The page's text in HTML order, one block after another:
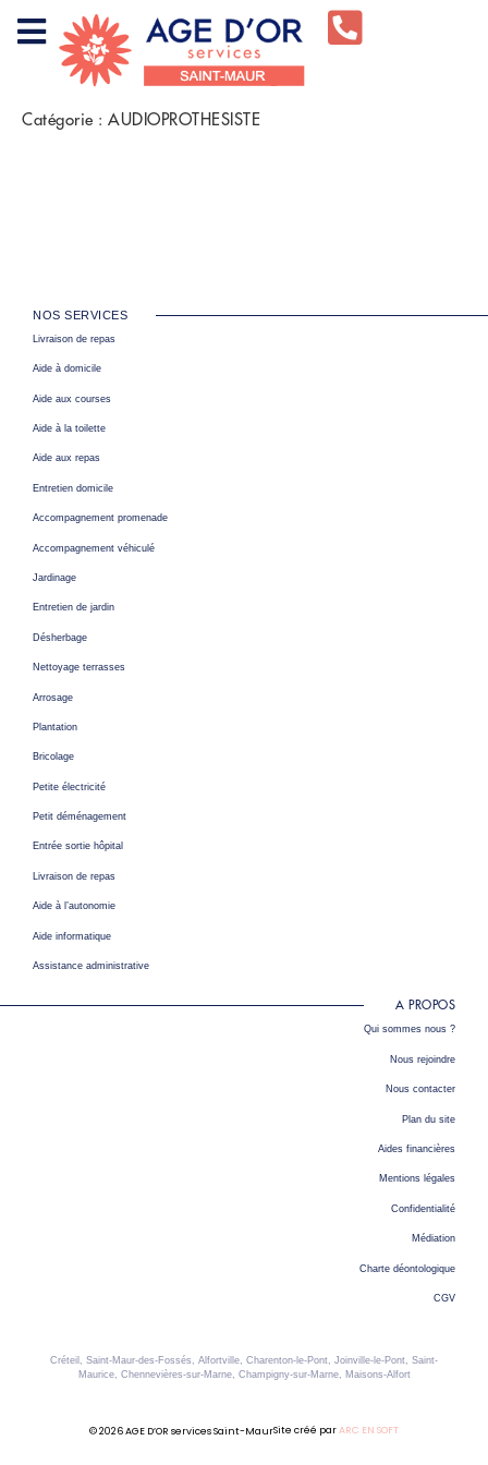
Catégorie : AUDIOPROTHESISTE
NOS SERVICES
Livraison de repas
Aide à domicile
Aide aux courses
Aide à la toilette
Aide aux repas
Entretien domicile
Accompagnement promenade
Accompagnement véhiculé
Jardinage
Entretien de jardin
Désherbage
Nettoyage terrasses
Arrosage
Plantation
Bricolage
Petite électricité
Petit déménagement
Entrée sortie hôpital
Livraison de repas
Aide à l’autonomie
Aide informatique
Assistance administrative
A PROPOS
Qui sommes nous ?
Nous rejoindre
Nous contacter
Plan du site
Aides financières
Mentions légales
Confidentialité
Médiation
Charte déontologique
CGV
Créteil, Saint-Maur-des-Fossés, Alfortville, Charenton-le-Pont, Joinville-le-Pont, Saint-
Maurice, Chennevières-sur-Marne, Champigny-sur-Marne, Maisons-Alfort
© 2026 AGE D’OR services Saint-MaurSite créé parARC EN SOFT